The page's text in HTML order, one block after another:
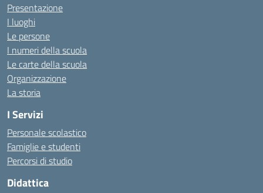
Presentazione
I luoghi
Le persone
I numeri della scuola
Le carte della scuola
Organizzazione
La storia
I Servizi
Personale scolastico
Famiglie e studenti
Percorsi di studio
Didattica